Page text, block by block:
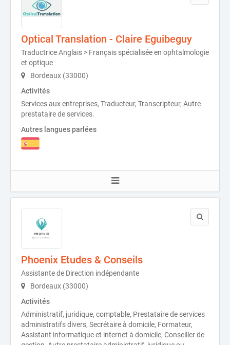
Optical Translation - Claire Eguibeguy
Traductrice Anglais > Français spécialisée en ophtalmologie
et optique
Bordeaux (33000)
Activités
Services aux entreprises, Traducteur, Transcripteur, Autre
prestataire de services.
Autres langues parlées
Phoenix Etudes & Conseils
Assistante de Direction indépendante
Bordeaux (33000)
Activités
Administratif, juridique, comptable, Prestataire de services
administratifs divers, Secrétaire à domicile, Formateur,
Assistant informatique et internet à domicile, Conseiller de